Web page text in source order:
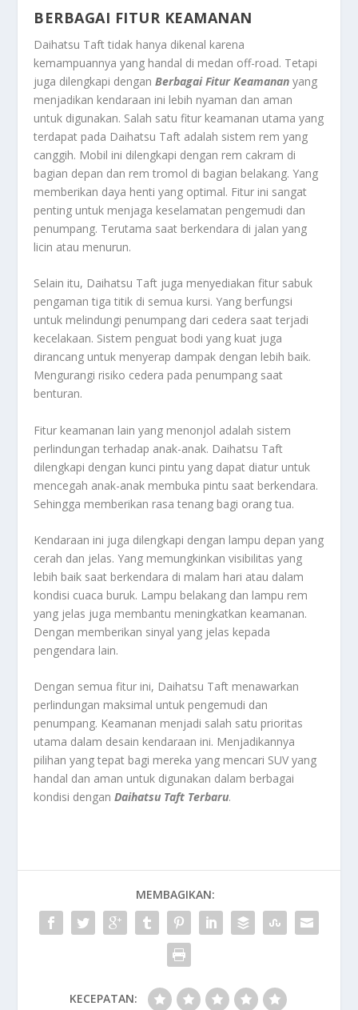
BERBAGAI FITUR KEAMANAN
Daihatsu Taft tidak hanya dikenal karena
kemampuannya yang handal di medan off-road. Tetapi
juga dilengkapi denganBerbagai Fitur Keamanan yang
menjadikan kendaraan ini lebih nyaman dan aman
untuk digunakan. Salah satu fitur keamanan utama yang
terdapat pada Daihatsu Taft adalah sistem rem yang
canggih. Mobil ini dilengkapi dengan rem cakram di
bagian depan dan rem tromol di bagian belakang. Yang
memberikan daya henti yang optimal. Fitur ini sangat
penting untuk menjaga keselamatan pengemudi dan
penumpang. Terutama saat berkendara di jalan yang
licin atau menurun.
Selain itu, Daihatsu Taft juga menyediakan fitur sabuk
pengaman tiga titik di semua kursi. Yang berfungsi
untuk melindungi penumpang dari cedera saat terjadi
kecelakaan. Sistem penguat bodi yang kuat juga
dirancang untuk menyerap dampak dengan lebih baik.
Mengurangi risiko cedera pada penumpang saat
benturan.
Fitur keamanan lain yang menonjol adalah sistem
perlindungan terhadap anak-anak. Daihatsu Taft
dilengkapi dengan kunci pintu yang dapat diatur untuk
mencegah anak-anak membuka pintu saat berkendara.
Sehingga memberikan rasa tenang bagi orang tua.
Kendaraan ini juga dilengkapi dengan lampu depan yang
cerah dan jelas. Yang memungkinkan visibilitas yang
lebih baik saat berkendara di malam hari atau dalam
kondisi cuaca buruk. Lampu belakang dan lampu rem
yang jelas juga membantu meningkatkan keamanan.
Dengan memberikan sinyal yang jelas kepada
pengendara lain.
Dengan semua fitur ini, Daihatsu Taft menawarkan
perlindungan maksimal untuk pengemudi dan
penumpang. Keamanan menjadi salah satu prioritas
utama dalam desain kendaraan ini. Menjadikannya
pilihan yang tepat bagi mereka yang mencari SUV yang
handal dan aman untuk digunakan dalam berbagai
kondisi denganDaihatsu Taft Terbaru.
MEMBAGIKAN:
KECEPATAN: